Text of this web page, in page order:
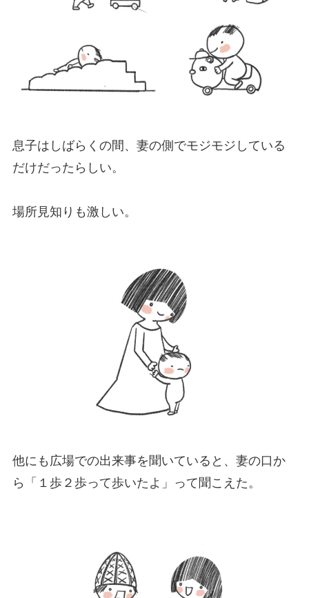
息子はしばらくの間、妻の側でモジモジしている
だけだったらしい。
場所見知りも激しい。
他にも広場での出来事を聞いていると、妻の口か
ら「１歩２歩って歩いたよ」って聞こえた。